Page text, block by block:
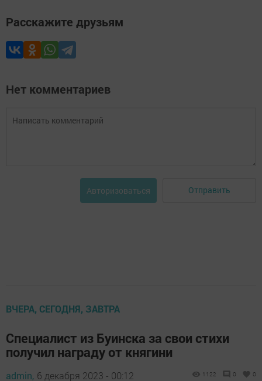
Расскажите друзьям
Нет комментариев
Авторизоваться Отправить
ВЧЕРА, СЕГОДНЯ, ЗАВТРА
Специалист из Буинска за свои стихи
получил награду от княгини
admin, 6 декабря 2023 - 00:12 1122 0 0